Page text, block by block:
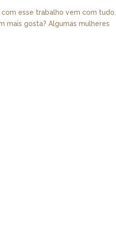
esse trabalho vem com tudo.
mais gosta? Algumas mulheres